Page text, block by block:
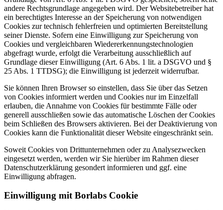
andere Rechtsgrundlage angegeben wird. Der Websitebetreiber hat
ein berechtigtes Interesse an der Speicherung von notwendigen
Cookies zur technisch fehlerfreien und optimierten Bereitstellung
seiner Dienste. Sofern eine Einwilligung zur Speicherung von
Cookies und vergleichbaren Wiedererkennungstechnologien
abgefragt wurde, erfolgt die Verarbeitung ausschließlich auf
Grundlage dieser Einwilligung (Art. 6 Abs. 1 lit. a DSGVO und §
25 Abs. 1 TTDSG); die Einwilligung ist jederzeit widerrufbar.
Sie können Ihren Browser so einstellen, dass Sie über das Setzen
von Cookies informiert werden und Cookies nur im Einzelfall
erlauben, die Annahme von Cookies für bestimmte Fälle oder
generell ausschließen sowie das automatische Löschen der Cookies
beim Schließen des Browsers aktivieren. Bei der Deaktivierung von
Cookies kann die Funktionalität dieser Website eingeschränkt sein.
Soweit Cookies von Drittunternehmen oder zu Analysezwecken
eingesetzt werden, werden wir Sie hierüber im Rahmen dieser
Datenschutzerklärung gesondert informieren und ggf. eine
Einwilligung abfragen.
Einwilligung mit Borlabs Cookie